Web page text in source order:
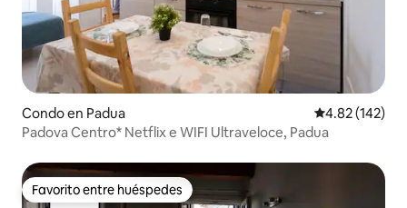
Condo en Padua Calificación
4.82 (142)
Padova Centro* Netflix e WIFI Ultraveloce, Padua
Favorito entre huéspedes
Favorito entre huéspedes